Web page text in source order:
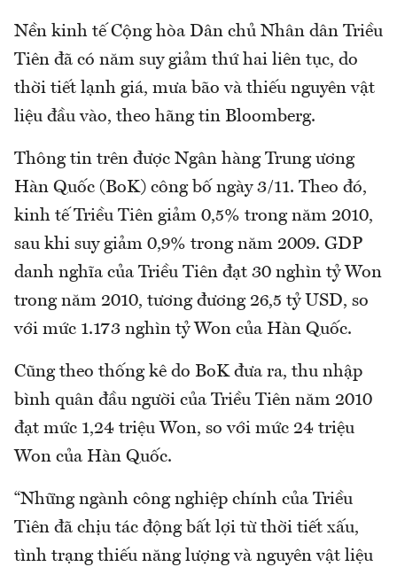
Nền kinh tế Cộng hòa Dân chủ Nhân dân Triều
Tiên đã có năm suy giảm thứ hai liên tục, do
thời tiết lạnh giá, mưa bão và thiếu nguyên vật
liệu đầu vào, theo hãng tin Bloomberg.
Thông tin trên được Ngân hàng Trung ương
Hàn Quốc (BoK) công bố ngày 3/11. Theo đó,
kinh tế Triều Tiên giảm 0,5% trong năm 2010,
sau khi suy giảm 0,9% trong năm 2009. GDP
danh nghĩa của Triều Tiên đạt 30 nghìn tỷ Won
trong năm 2010, tương đương 26,5 tỷ USD, so
với mức 1.173 nghìn tỷ Won của Hàn Quốc.
Cũng theo thống kê do BoK đưa ra, thu nhập
bình quân đầu người của Triều Tiên năm 2010
đạt mức 1,24 triệu Won, so với mức 24 triệu
Won của Hàn Quốc.
“Những ngành công nghiệp chính của Triều
Tiên đã chịu tác động bất lợi từ thời tiết xấu,
tình trạng thiếu năng lượng và nguyên vật liệu